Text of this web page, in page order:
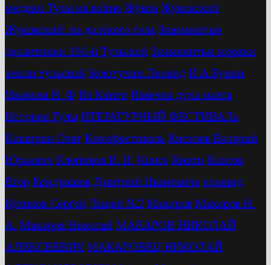
медики Тулы на войне Жуков Жуковский
Жуковский: из далёкого села Знаменитые
десантники 106-й Тульской Знаменитые моряки
земли тульской Золотухин Леонид И.А.Бунин
Иванова Н. Ф Из Книги Извечна духа маята
История Тулы ИТЕРАТУРНЫЙ ФЕСТИВАЛь
Каширин Олег Кинофестиваль Киселев Валерий
Юрьевич Клепиков В. И. Книга Книги Козлов
Егор Кондрашов Дмитрий Ивановича краевед
Куликов Сергей Лицей №2 Макаров Макаров Н.
А. Макаров Николай МАКАРОВ НИКОЛАЙ
АЛЕКСЕЕВИЧ МАКАРОВЕЦ НИКОЛАЙ